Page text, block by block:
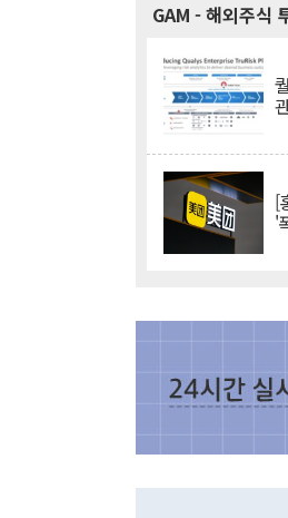
GAM - 해외주식
[
'